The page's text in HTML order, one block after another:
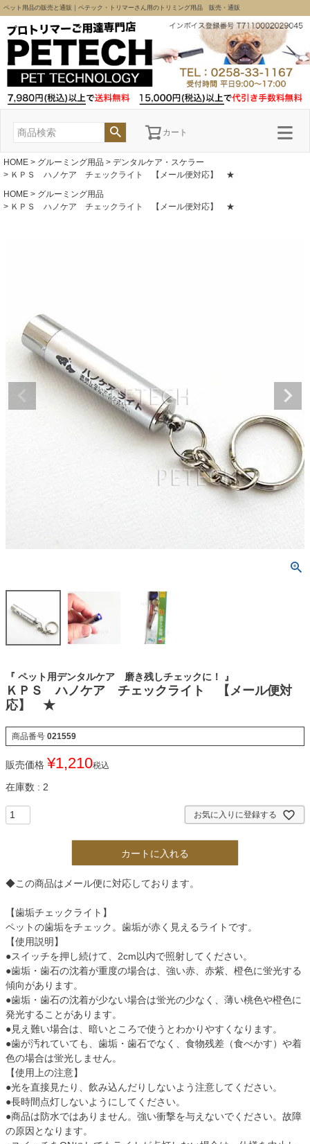
ペット用品の販売と通販｜ペテック・トリマーさん用のトリミング用品 販売・通販
カート
HOME グルーミング用品
デンタルケア・スケラー
ＫＰＳ ハノケア チェックライト 【メール便対応】 ★
HOME
グルーミング用品
ＫＰＳ ハノケア チェックライト 【メール便対応】 ★
『 ペット用デンタルケア 磨き残しチェックに！ 』
ＫＰＳ ハノケア チェックライト 【メール便対
応】 ★
商品番号 021559
販売価格 ¥1,210税込
在庫数 2
お気に入りに登録する
カートに入れる
◆この商品はメール便に対応しております。
【歯垢チェックライト】
ペットの歯垢をチェック。歯垢が赤く見えるライトです。
【使用説明】
●スイッチを押し続けて、2cm以内で照射してください。
●歯垢・歯石の沈着が重度の場合は、強い赤、赤紫、橙色に蛍光する
傾向があります。
●歯垢・歯石の沈着が少ない場合は蛍光の少なく、薄い桃色や橙色に
発光することがあります。
●見え難い場合は、暗いところで使うとわかりやすくなります。
●歯が汚れていても、歯垢・歯石でなく、食物残差（食べかす）や着
色の場合は蛍光しません。
【使用上の注意】
●光を直接見たり、飲み込んだりしないよう注意してください。
●長時間点灯しないようにしてください。
●商品は防水ではありません。強い衝撃を与えないでください。故障
の原因となります。